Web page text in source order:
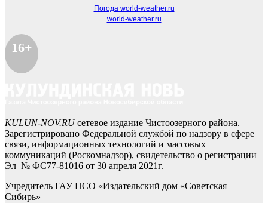
Погода world-weather.ru
world-weather.ru
16+
KULUN-NOV.RUсетевое издание Чистоозерного района.
Зарегистрировано Федеральной службой по надзору в сфере
связи, информационных технологий и массовых
коммуникаций (Роскомнадзор), свидетельство о регистрации
Эл № ФС77-81016 от 30 апреля 2021г.
Учредитель ГАУ НСО «Издательский дом «Советская
Сибирь»